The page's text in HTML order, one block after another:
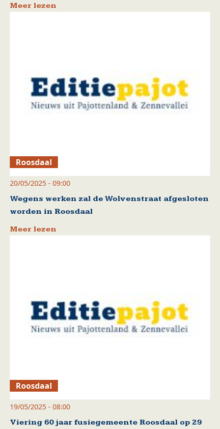
Meer lezen
Roosdaal
20/05/2025 - 09:00
Wegens werken zal de Wolvenstraat afgesloten
worden in Roosdaal
Meer lezen
Roosdaal
19/05/2025 - 08:00
Viering 60 jaar fusiegemeente Roosdaal op 29